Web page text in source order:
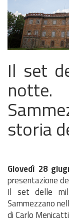
Il set
storia
Giovedì 28
presentazione
Il set delle
Sammezzano
di Carlo